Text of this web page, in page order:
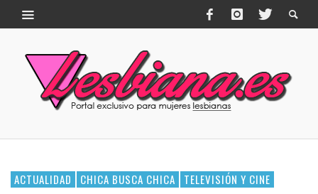
ACTUALIDAD CHICA BUSCA CHICA TELEVISIÓN Y CINE